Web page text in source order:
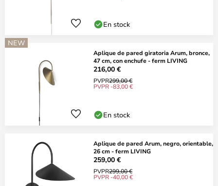
En stock
NEW
Aplique de pared giratoria Arum, bronce,
47 cm, con enchufe - ferm LIVING
216,00 €
PVPR299,00 €
PVPR -83,00 €
En stock
Aplique de pared Arum, negro, orientable,
26 cm - ferm LIVING
259,00 €
PVPR299,00 €
PVPR -40,00 €